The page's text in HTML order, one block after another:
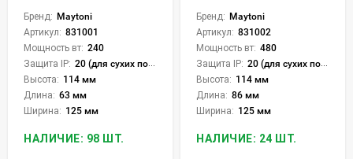
Бренд: Maytoni
Артикул: 831001
Мощность вт: 240
Защита IP: 20 (для сухих пом.)
Высота: 114 мм
Длина: 63 мм
Ширина: 125 мм
НАЛИЧИЕ: 98 ШТ.
Бренд: Maytoni
Артикул: 831002
Мощность вт: 480
Защита IP: 20 (для сухих пом.)
Высота: 114 мм
Длина: 86 мм
Ширина: 125 мм
НАЛИЧИЕ: 24 ШТ.